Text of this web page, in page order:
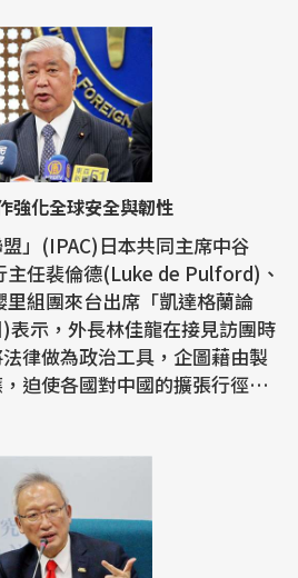
強化全球安全與韌性
盟」(IPAC)日本共同主席中谷
主任裴倫德(Luke de Pulford)、
里組團來台出席「凱達格蘭論
表示，外長林佳龍在接見訪團時
律做為政治工具，企圖藉由製
迫使各國對中國的擴張行徑保